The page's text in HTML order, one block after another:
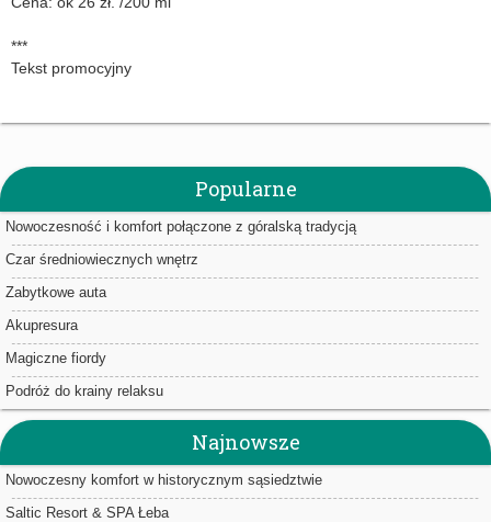
***
Tekst promocyjny
Popularne
Nowoczesność i komfort połączone z góralską tradycją
Czar średniowiecznych wnętrz
Zabytkowe auta
Akupresura
Magiczne fiordy
Podróż do krainy relaksu
Najnowsze
Nowoczesny komfort w historycznym sąsiedztwie
Saltic Resort & SPA Łeba